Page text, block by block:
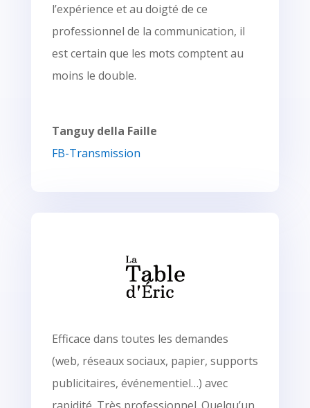
l’expérience et au doigté de ce
professionnel de la communication, il
est certain que les mots comptent au
moins le double.
Tanguy della Faille
FB-Transmission
Efficace dans toutes les demandes
(web, réseaux sociaux, papier, supports
publicitaires, événementiel…) avec